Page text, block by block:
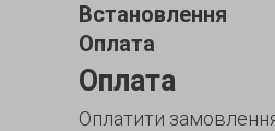
Встановлення
Оплата
Оплата
Оплатити